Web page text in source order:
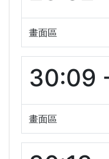
畫面區
30:09
畫面區